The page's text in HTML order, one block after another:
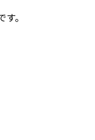
。